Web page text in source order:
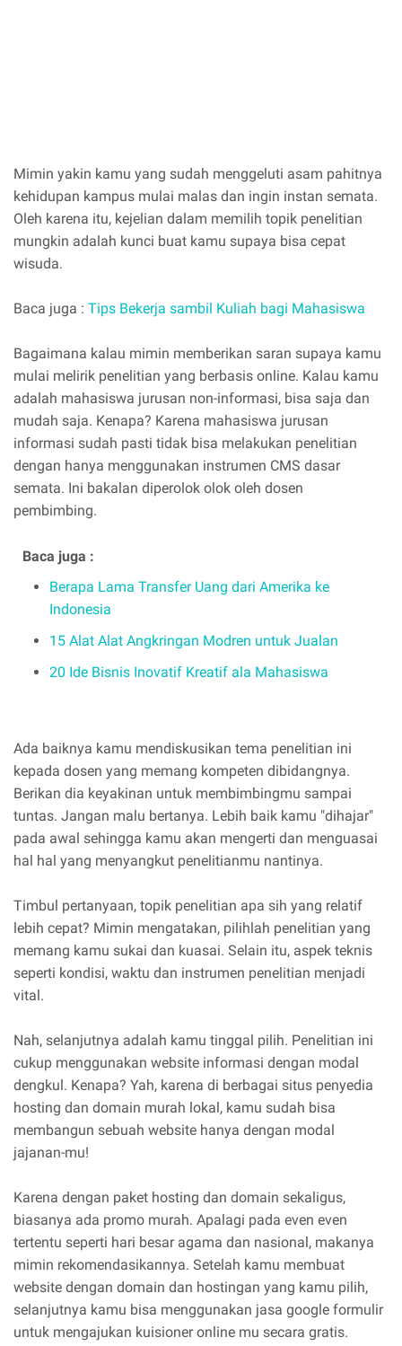
Mimin yakin kamu yang sudah menggeluti asam pahitnya
kehidupan kampus mulai malas dan ingin instan semata.
Oleh karena itu, kejelian dalam memilih topik penelitian
mungkin adalah kunci buat kamu supaya bisa cepat
wisuda.
Baca juga : Tips Bekerja sambil Kuliah bagi Mahasiswa
Bagaimana kalau mimin memberikan saran supaya kamu
mulai melirik penelitian yang berbasis online. Kalau kamu
adalah mahasiswa jurusan non-informasi, bisa saja dan
mudah saja. Kenapa? Karena mahasiswa jurusan
informasi sudah pasti tidak bisa melakukan penelitian
dengan hanya menggunakan instrumen CMS dasar
semata. Ini bakalan diperolok olok oleh dosen
pembimbing.
Baca juga :
Berapa Lama Transfer Uang dari Amerika ke
Indonesia
15 Alat Alat Angkringan Modren untuk Jualan
20 Ide Bisnis Inovatif Kreatif ala Mahasiswa
Ada baiknya kamu mendiskusikan tema penelitian ini
kepada dosen yang memang kompeten dibidangnya.
Berikan dia keyakinan untuk membimbingmu sampai
tuntas. Jangan malu bertanya. Lebih baik kamu "dihajar"
pada awal sehingga kamu akan mengerti dan menguasai
hal hal yang menyangkut penelitianmu nantinya.
Timbul pertanyaan, topik penelitian apa sih yang relatif
lebih cepat? Mimin mengatakan, pilihlah penelitian yang
memang kamu sukai dan kuasai. Selain itu, aspek teknis
seperti kondisi, waktu dan instrumen penelitian menjadi
vital.
Nah, selanjutnya adalah kamu tinggal pilih. Penelitian ini
cukup menggunakan website informasi dengan modal
dengkul. Kenapa? Yah, karena di berbagai situs penyedia
hosting dan domain murah lokal, kamu sudah bisa
membangun sebuah website hanya dengan modal
jajanan-mu!
Karena dengan paket hosting dan domain sekaligus,
biasanya ada promo murah. Apalagi pada even even
tertentu seperti hari besar agama dan nasional, makanya
mimin rekomendasikannya. Setelah kamu membuat
website dengan domain dan hostingan yang kamu pilih,
selanjutnya kamu bisa menggunakan jasa google formulir
untuk mengajukan kuisioner online mu secara gratis.